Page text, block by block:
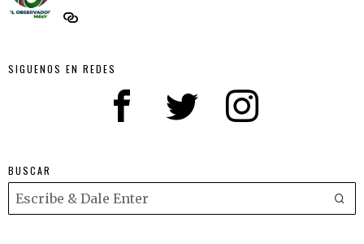
SIGUENOS EN REDES
BUSCAR